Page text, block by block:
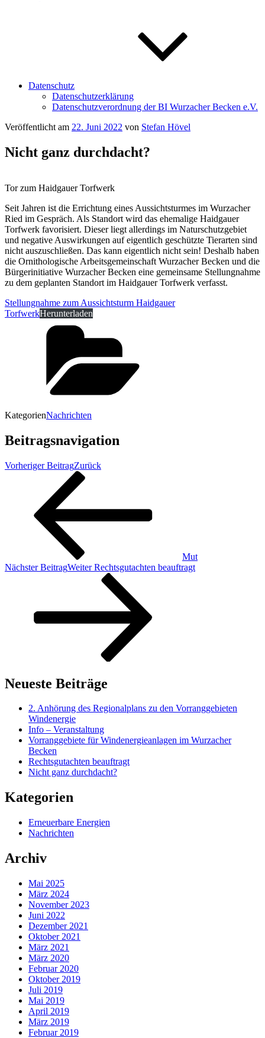
Datenschutz
Datenschutzerklärung
Datenschutzverordnung der BI Wurzacher Becken e.V.
Veröffentlicht am 22. Juni 2022 von Stefan Hövel
Nicht ganz durchdacht?
Tor zum Haidgauer Torfwerk
Seit Jahren ist die Errichtung eines Aussichtsturmes im Wurzacher
Ried im Gespräch. Als Standort wird das ehemalige Haidgauer
Torfwerk favorisiert. Dieser liegt allerdings im Naturschutzgebiet
und negative Auswirkungen auf eigentlich geschützte Tierarten sind
nicht auszuschließen. Das kann eigentlich nicht sein! Deshalb haben
die Ornithologische Arbeitsgemeinschaft Wurzacher Becken und die
Bürgerinitiative Wurzacher Becken eine gemeinsame Stellungnahme
zu dem geplanten Standort im Haidgauer Torfwerk verfasst.
Stellungnahme zum Aussichtsturm Haidgauer
TorfwerkHerunterladen
KategorienNachrichten
Beitragsnavigation
Vorheriger BeitragZurück
Mut
Nächster BeitragWeiter Rechtsgutachten beauftragt
Neueste Beiträge
2. Anhörung des Regionalplans zu den Vorranggebieten
Windenergie
Info – Veranstaltung
Vorranggebiete für Windenergieanlagen im Wurzacher
Becken
Rechtsgutachten beauftragt
Nicht ganz durchdacht?
Kategorien
Erneuerbare Energien
Nachrichten
Archiv
Mai 2025
März 2024
November 2023
Juni 2022
Dezember 2021
Oktober 2021
März 2021
März 2020
Februar 2020
Oktober 2019
Juli 2019
Mai 2019
April 2019
März 2019
Februar 2019